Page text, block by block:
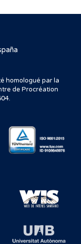
homologué par la
de Procréation